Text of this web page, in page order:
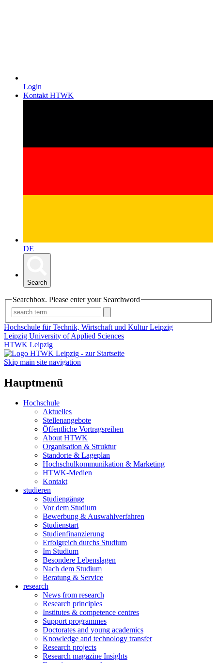
Login
Kontakt HTWK
DE
Search
Searchbox. Please enter your Searchword
Hochschule für Technik, Wirtschaft und Kultur Leipzig
Leipzig University of Applied Sciences
HTWK Leipzig
Skip main site navigation
Hauptmenü
Hochschule
Aktuelles
Stellenangebote
Öffentliche Vortragsreihen
About HTWK
Organisation & Struktur
Standorte & Lageplan
Hochschulkommunikation & Marketing
HTWK-Medien
Kontakt
studieren
Studiengänge
Vor dem Studium
Bewerbung & Auswahlverfahren
Studienstart
Studienfinanzierung
Erfolgreich durchs Studium
Im Studium
Besondere Lebenslagen
Nach dem Studium
Beratung & Service
research
News from research
Research principles
Institutes & competence centres
Support programmes
Doctorates and young academics
Knowledge and technology transfer
Research projects
Research magazine Insights